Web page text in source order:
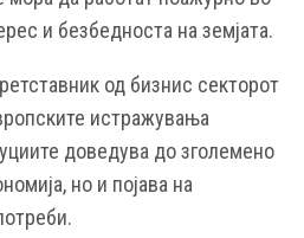
и безбедноста на земјата.
од бизнис секторот
истражувања
доведува до зголемено
но и појава на